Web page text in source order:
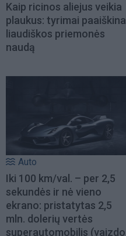
Kaip ricinos aliejus veikia
plaukus: tyrimai paaiškina
liaudiškos priemonės
naudą
Auto
Iki 100 km/val. – per 2,5
sekundės ir nė vieno
ekrano: pristatytas 2,5
mln. dolerių vertės
superautomobilis (vaizdo